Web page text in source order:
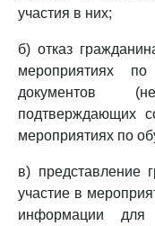
участия в них;
б) отказ
мероприятиях
документов
подтверждающих
мероприятиях по
в) представление
участие в
информации